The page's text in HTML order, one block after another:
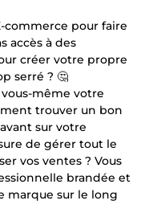
commerce pour faire
accès à des
créer votre propre
serré ? 🤔
même votre
trouver un bon
sur votre
de gérer tout le
vos ventes ? Vous
brandée et
marque sur le long